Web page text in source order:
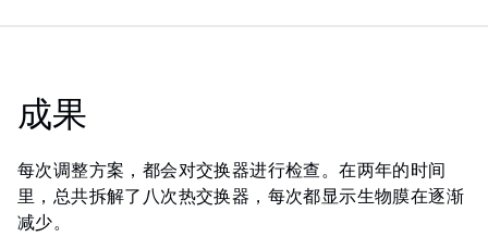
成果
每次调整方案，都会对交换器进行检查。在两年的时间
里，总共拆解了八次热交换器，每次都显示生物膜在逐渐
减少。